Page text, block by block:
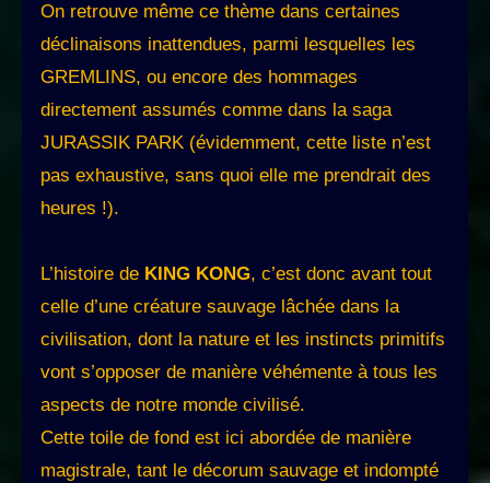
On retrouve même ce thème dans certaines
déclinaisons inattendues, parmi lesquelles les
GREMLINS, ou encore des hommages
directement assumés comme dans la saga
JURASSIK PARK (évidemment, cette liste n’est
pas exhaustive, sans quoi elle me prendrait des
heures !).
L’histoire de KING KONG, c’est donc avant tout
celle d’une créature sauvage lâchée dans la
civilisation, dont la nature et les instincts primitifs
vont s’opposer de manière véhémente à tous les
aspects de notre monde civilisé.
Cette toile de fond est ici abordée de manière
magistrale, tant le décorum sauvage et indompté